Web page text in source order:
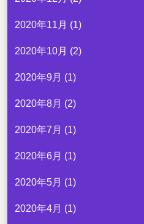
2020年11月 (1)
2020年10月 (2)
2020年9月 (1)
2020年8月 (2)
2020年7月 (1)
2020年6月 (1)
2020年5月 (1)
2020年4月 (1)